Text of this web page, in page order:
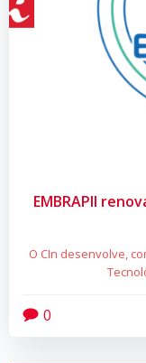
EMBRAPII
O CIn desenvolve,
0